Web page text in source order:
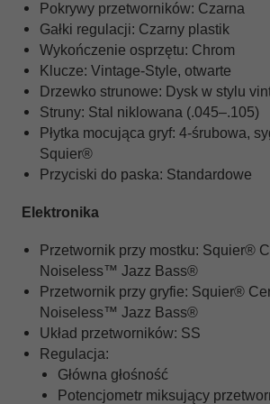
Pokrywy przetworników: Czarna
Gałki regulacji: Czarny plastik
Wykończenie osprzętu: Chrom
Klucze: Vintage-Style, otwarte
Drzewko strunowe: Dysk w stylu
Struny: Stal niklowana (.045–.105)
Płytka mocująca gryf: 4-śrubowa,
Squier®
Przyciski do paska: Standardowe
Elektronika
Przetwornik przy mostku: Squier®
Noiseless™ Jazz Bass®
Przetwornik przy gryfie: Squier®
Noiseless™ Jazz Bass®
Układ przetworników: SS
Regulacja:
Główna głośność
Potencjometr miksujący